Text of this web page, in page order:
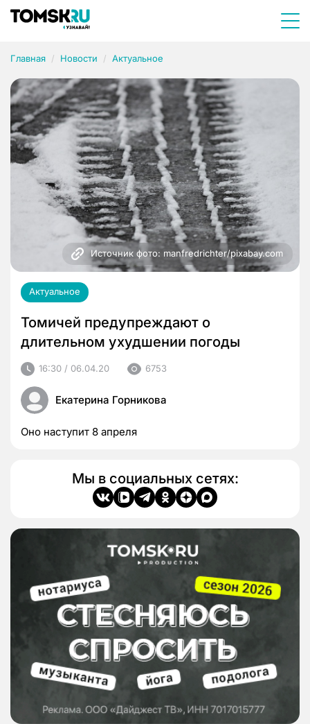
Главная Новости Актуальное
Источник фото: manfredrichter/pixabay.com
Актуальное
Томичей предупреждают о
длительном ухудшении погоды
16:30 / 06.04.20 6753
Екатерина Горникова
Оно наступит 8 апреля
Мы в социальных сетях: